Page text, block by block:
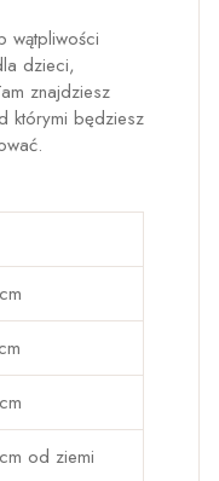
wątpliwości
dzieci,
znajdziesz
którymi będziesz
od ziemi